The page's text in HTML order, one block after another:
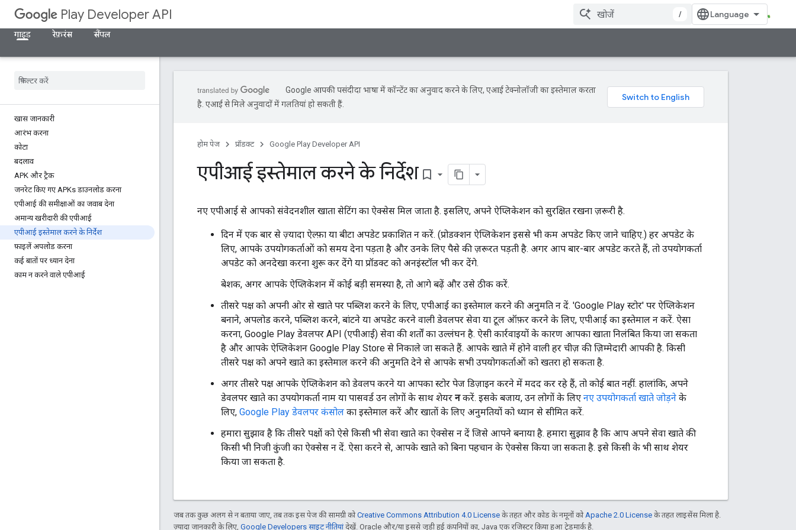
Play Developer API
/
गाइड
रेफ़रंस सैंपल
खास जानकारी
आरंभ करना
कोटा
बदलाव
APK और ट्रैक
जनरेट किए गए APKs डाउनलोड करना
एपीआई की समीक्षाओं का जवाब देना
अमान्य खरीदारी की एपीआई
एपीआई इस्तेमाल करने के निर्देश
फ़ाइलें अपलोड करना
कई बातों पर ध्यान देना
काम न करने वाले एपीआई
Google आपकी पसंदीदा भाषा में कॉन्टेंट का अनुवाद करने के लिए, एआई टेक्नोलॉजी का इस्तेमाल करता
है. एआई से मिले अनुवादों में गलतियां हो सकती हैं.
होम पेज प्रॉडक्ट Google Play Developer API
एपीआई इस्तेमाल करने के निर्देश bookmark_border
नए एपीआई से आपको संवेदनशील खाता सेटिंग का ऐक्सेस मिल जाता है. इसलिए, अपने ऐप्लिकेशन को सुरक्षित रखना ज़रूरी है.
दिन में एक बार से ज़्यादा ऐल्फ़ा या बीटा अपडेट प्रकाशित न करें. (प्रोडक्शन ऐप्लिकेशन इससे भी कम अपडेट किए जाने चाहिए.) हर अपडेट के
लिए, आपके उपयोगकर्ताओं को समय देना पड़ता है और उनके लिए पैसे की ज़रूरत पड़ती है. अगर आप बार-बार अपडेट करते हैं, तो उपयोगकर्ता
अपडेट को अनदेखा करना शुरू कर देंगे या प्रॉडक्ट को अनइंस्टॉल भी कर देंगे.
बेशक, अगर आपके ऐप्लिकेशन में कोई बड़ी समस्या है, तो आगे बढ़ें और उसे ठीक करें.
तीसरे पक्ष को अपनी ओर से खाते पर पब्लिश करने के लिए, एपीआई का इस्तेमाल करने की अनुमति न दें. 'Google Play स्टोर' पर ऐप्लिकेशन
बनाने, अपलोड करने, पब्लिश करने, बांटने या अपडेट करने वाली डेवलपर सेवा या टूल ऑफ़र करने के लिए, एपीआई का इस्तेमाल न करें. ऐसा
करना, Google Play डेवलपर API (एपीआई) सेवा की शर्तों का उल्लंघन है. ऐसी कार्रवाइयों के कारण आपका खाता निलंबित किया जा सकता
है और आपके ऐप्लिकेशन Google Play Store से निकाले जा सकते हैं. आपके खाते में होने वाली हर चीज़ की ज़िम्मेदारी आपकी है. किसी
तीसरे पक्ष को अपने खाते का इस्तेमाल करने की अनुमति देने से आपके सभी उपयोगकर्ताओं को खतरा हो सकता है.
अगर तीसरे पक्ष आपके ऐप्लिकेशन को डेवलप करने या आपका स्टोर पेज डिज़ाइन करने में मदद कर रहे हैं, तो कोई बात नहीं. हालांकि, अपने
डेवलपर खाते का उपयोगकर्ता नाम या पासवर्ड उन लोगों के साथ शेयर नकरें. इसके बजाय, उन लोगों के लिए नए उपयोगकर्ता खाते जोड़ने के
लिए, Google Play डेवलपर कंसोल का इस्तेमाल करें और खातों के लिए अनुमतियों को ध्यान से सीमित करें.
हमारा सुझाव है कि तीसरे पक्षों को ऐसे किसी भी सेवा खाते का ऐक्सेस न दें जिसे आपने बनाया है. हमारा सुझाव है कि आप अपने सेवा खाते की
किसी भी निजी कुंजी का ऐक्सेस न दें. ऐसा करने से, आपके खाते को बिना पहचान के ऐक्सेस किया जा सकता है. इसे किसी के भी साथ शेयर
किया जा सकता है.
जब तक कुछ अलग से न बताया जाए, तब तक इस पेज की सामग्री कोCreative Commons Attribution 4.0 License के तहत और कोड के नमूनों को Apache 2.0 License के तहत लाइसेंस मिला है.
ज़्यादा जानकारी के लिए, Google Developers साइट नीतियांदेखें. Oracle और/या इससे जुड़ी हुई कंपनियों का, Java एक रजिस्टर किया हुआ ट्रेडमार्क है.